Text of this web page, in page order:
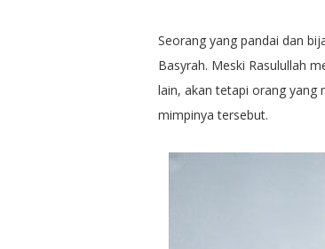
Seorang yang pandai dan
Basyrah. Meski Rasulullah
lain, akan tetapi orang yang
mimpinya tersebut.